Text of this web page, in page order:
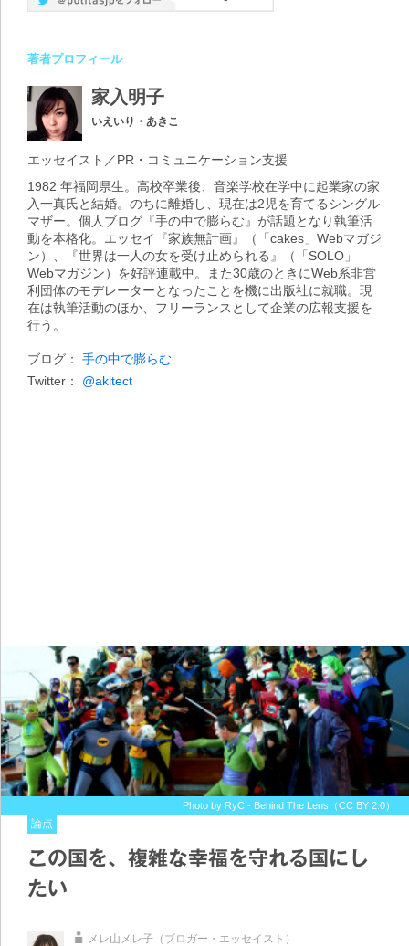
著者プロフィール
家入明子
いえいり・あきこ
エッセイスト／PR・コミュニケーション支援
1982 年福岡県生。高校卒業後、音楽学校在学中に起業家の家
入一真氏と結婚。のちに離婚し、現在は2児を育てるシングル
マザー。個人ブログ『手の中で膨らむ』が話題となり執筆活
動を本格化。エッセイ『家族無計画』（「cakes」Webマガジ
ン）、『世界は一人の女を受け止められる』（「SOLO」
Webマガジン）を好評連載中。また30歳のときにWeb系非営
利団体のモデレーターとなったことを機に出版社に就職。現
在は執筆活動のほか、フリーランスとして企業の広報支援を
行う。
ブログ：
手の中で膨らむ
Twitter：
@akitect
Photo by RyC - Behind The Lens（CC BY 2.0）
論点
この国を、複雑な幸福を守れる国にし
たい
メレ山メレ子（ブロガー・エッセイスト）